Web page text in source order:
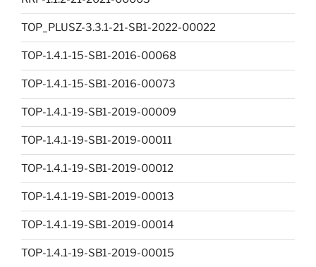
TOP_PLUSZ-3.3.1-21-SB1-2022-00022
TOP-1.4.1-15-SB1-2016-00068
TOP-1.4.1-15-SB1-2016-00073
TOP-1.4.1-19-SB1-2019-00009
TOP-1.4.1-19-SB1-2019-00011
TOP-1.4.1-19-SB1-2019-00012
TOP-1.4.1-19-SB1-2019-00013
TOP-1.4.1-19-SB1-2019-00014
TOP-1.4.1-19-SB1-2019-00015